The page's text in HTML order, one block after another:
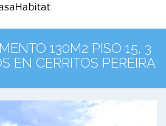
130M2 PISO 15, 3
EN CERRITOS PEREIRA